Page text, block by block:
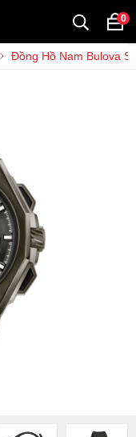
0
Đồng Hồ Nam Bulova